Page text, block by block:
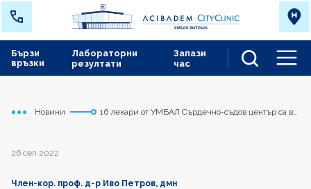
Лабораторни
резултати
Запази
час
Бързи
връзки
Начало
Сърдечно съдов център
Новини
16 лекари от УМБАЛ Сърдечно-съдов център са в
26 сеп 2022
Член-кор. проф. д-р Иво Петров, дмн